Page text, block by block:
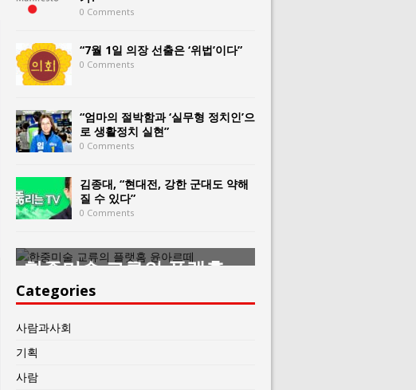
0 Comments
“7월 1일 의장 선출은 ‘위법’이다”
0 Comments
“엄마의 절박함과 ‘실무형 정치인’으
로 생활정치 실현”
0 Comments
김종대, “현대전, 강한 군대도 약해
질 수 있다”
0 Comments
한중미술 교류의 플랫홈
윤아르떼
Categories
사람과사회
기획
사람